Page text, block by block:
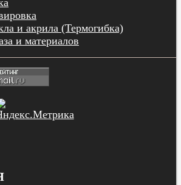
и акрила (Термогибка)
и материалов